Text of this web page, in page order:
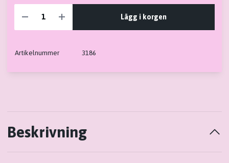
Lägg i korgen
Artikelnummer 3186
Beskrivning